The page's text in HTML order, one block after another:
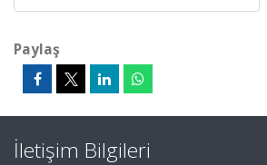
Paylaş
İletişim Bilgileri